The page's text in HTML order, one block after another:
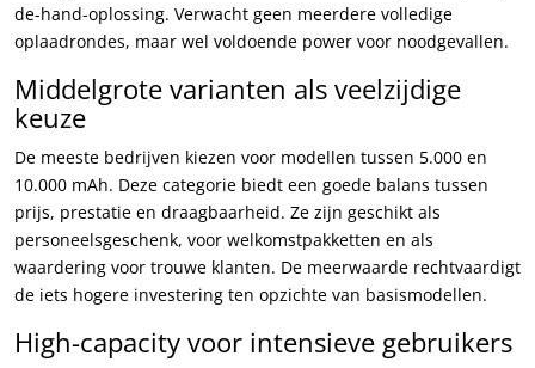
de-hand-oplossing. Verwacht geen meerdere volledige
oplaadrondes, maar wel voldoende power voor noodgevallen.
Middelgrote varianten als veelzijdige
keuze
De meeste bedrijven kiezen voor modellen tussen 5.000 en
10.000 mAh. Deze categorie biedt een goede balans tussen
prijs, prestatie en draagbaarheid. Ze zijn geschikt als
personeelsgeschenk, voor welkomstpakketten en als
waardering voor trouwe klanten. De meerwaarde rechtvaardigt
de iets hogere investering ten opzichte van basismodellen.
High-capacity voor intensieve gebruikers